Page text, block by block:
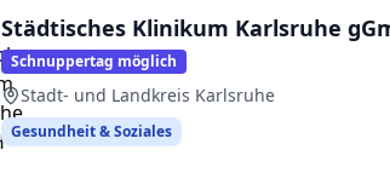
Städtisches Klinikum Karlsruhe
Schnuppertag möglich
Stadt- und Landkreis Karlsruhe
Gesundheit & Soziales